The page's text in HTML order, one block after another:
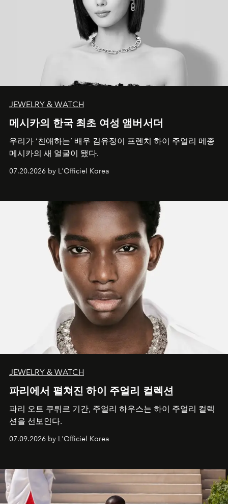
JEWELRY & WATCH
메시카의 한국 최초 여성 앰버서더
우리가 ‘친애하는’ 배우 김유정이 프렌치 하이 주얼리 메종
메시카의 새 얼굴이 됐다.
07.20.2026 by L'Officiel Korea
JEWELRY & WATCH
파리에서 펼쳐진 하이 주얼리 컬렉션
파리 오트 쿠튀르 기간, 주얼리 하우스는 하이 주얼리 컬렉
션을 선보인다.
07.09.2026 by L'Officiel Korea